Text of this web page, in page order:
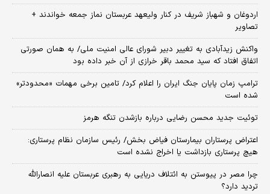
اردوغان و شهباز شریف در کنار ولیعهد عربستان نماز جمعه خواندند +
تصاویر
واکنش زیدآبادی به تغییر دبیر شورای عالی امنیت ملی/ به همان صورتی
اتفاق افتاد که سید محمد باقر خرازی از آن خبر داده بود
ترامپ زمان پایان جنگ ایران را اعلام کرد/ تامین برخی مهمات «محدودتر»
شده است
توئیت جدید محسن رضایی درباره بازشدن تنگه هرمز
اعتراض پرستاران بیمارستان فیاض بخش/ رئیس سازمان نظام پرستاری:
هیچ پرستاری بازداشت یا اخراج نشده است
چرا مصر در پیوستن به ائتلاف دریایی به رهبری عربستان علیه انصارالله
تردید دارد؟